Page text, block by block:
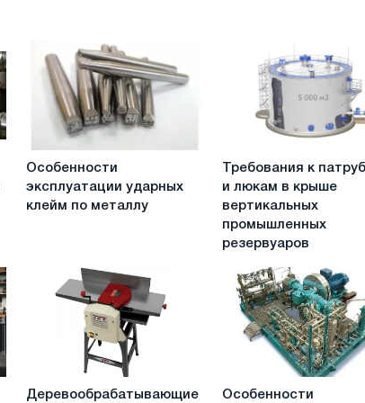
Особенности
ударных
Особенности
эксплуатации ударных
клейм по металлу
Требования
люкам
в
крыше
вертикальных
промышленных
резервуаров
Требования к
и люкам в крыше
вертикальных
промышленных
резервуаров
Деревообрабатывающие
Деревообрабатывающие
Особенности
Особенности